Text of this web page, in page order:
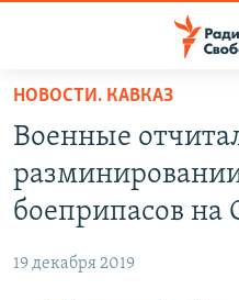
упрощенного
доступа
основному
Вернутся
АВТОРСКИЕ ПРОЕКТЫ
МНЕНИЯ
НОВОСТИ. КАВКАЗ
Военные
боеприпасов на
19 декабря 2019